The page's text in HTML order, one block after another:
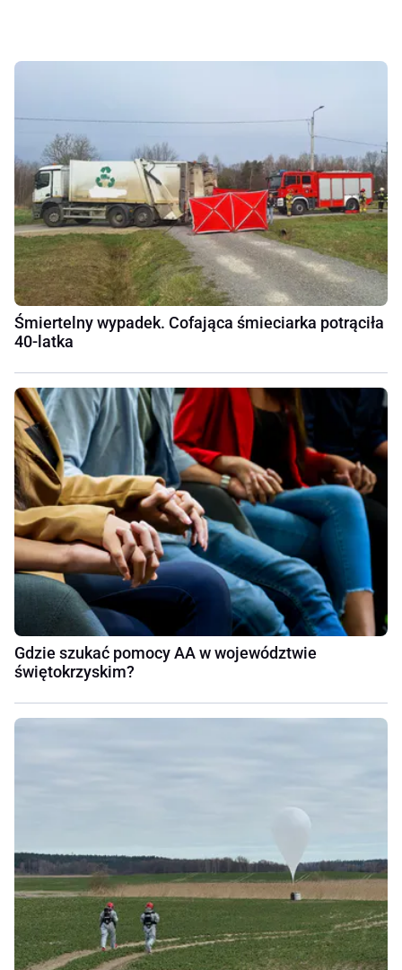
Śmiertelny wypadek. Cofająca śmieciarka potrąciła
40-latka
Gdzie szukać pomocy AA w województwie
świętokrzyskim?